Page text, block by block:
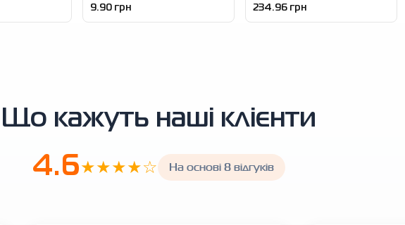
9.90 грн 234.96 грн
Що кажуть наші клієнти
4.6★★★★☆ На основі 8 відгуків